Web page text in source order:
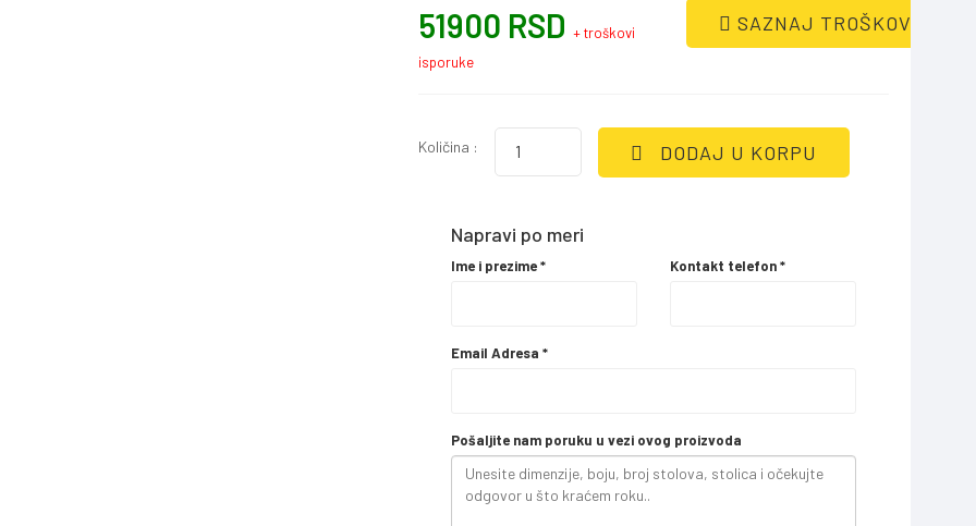
51900 RSD + troškovi
isporuke
SAZNAJ TROŠKOVE
Količina : DODAJ U KORPU
Napravi po meri
Ime i prezime* Kontakt telefon*
Email Adresa *
Pošaljite nam poruku u vezi ovog proizvoda